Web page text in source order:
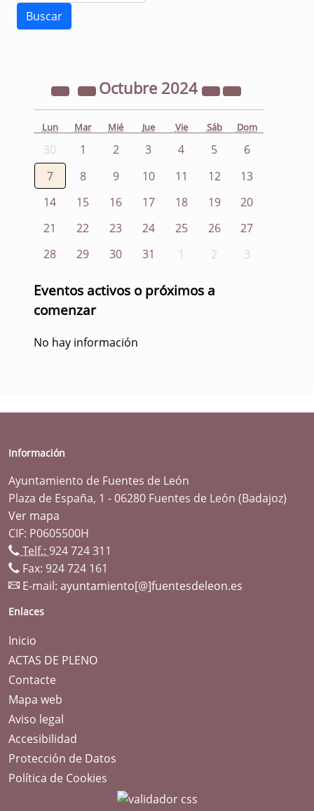
Octubre 2024
Lun Mar Mié Jue Vie Sáb Dom
30 1 2 3 4 5
6
7
8 9 10 11 12
13
14
15 16 17 18 19
20
21
22 23 24 25 26
27
28
29 30 31 1 2 3
Eventos activos o próximos a
comenzar
No hay información
Información
Ayuntamiento de Fuentes de León
Plaza de España, 1 - 06280 Fuentes de León (Badajoz)
Ver mapa
CIF: P0605500H
Telf.: 924 724 311
Fax: 924 724 161
E-mail: ayuntamiento[@]fuentesdeleon.es
Enlaces
Inicio
ACTAS DE PLENO
Contacte
Mapa web
Aviso legal
Accesibilidad
Protección de Datos
Política de Cookies